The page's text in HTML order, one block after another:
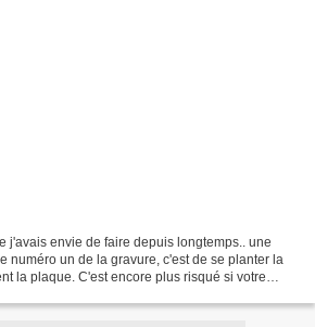
j'avais envie de faire depuis longtemps.. une
numéro un de la gravure, c'est de se planter la
la plaque. C'est encore plus risqué si votre